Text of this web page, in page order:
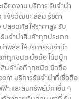
ประเมินราคาตาม
มจ่ายเงินสดทันใจ
ทุกมุม ห้องนิรภัย
าย / ความสูญหาย
การ เก็บสลิป /
ไถ่ถอนก่อนหมด
จำนำราชเทวี รับ
ตบุ๊ก เครื่องใช้
างเป็นธรรม ให้
รฐานการให้บริการ
งดี ภายในสถานที่ที่
พร้อมให้คำปรึกษา
บริการของเรา
ไม่ต้องขายสินทรัพย์
ายามให้บริการด้วย
บจำนำพลัส เพื่อให้
ยดงาน บริการ รับจำนำ
แจ้งวัฒนะ สีลม รัชดา
ลอดภัย ให้ราคาสูง รับ
บจำนำสินค้าทุกประเภท
ำพลัส ให้บริการรับจำนำ
ทีทุกชนิด มือถือ โน้ตบุ๊ก
สินค้าไอทีทุกชนิด มือถือ
บริการรับจำนำที่เชื่อถือ
ฟ้า และสินทรัพย์มีค่าอื่น ๆ